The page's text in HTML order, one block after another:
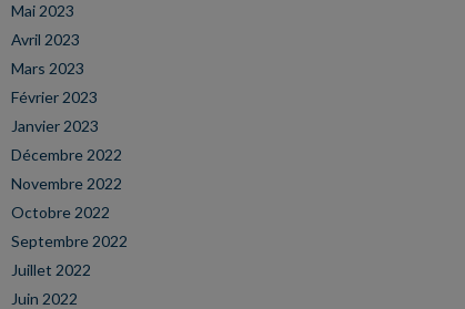
Mai 2023
Avril 2023
Mars 2023
Février 2023
Janvier 2023
Décembre 2022
Novembre 2022
Octobre 2022
Septembre 2022
Juillet 2022
Juin 2022